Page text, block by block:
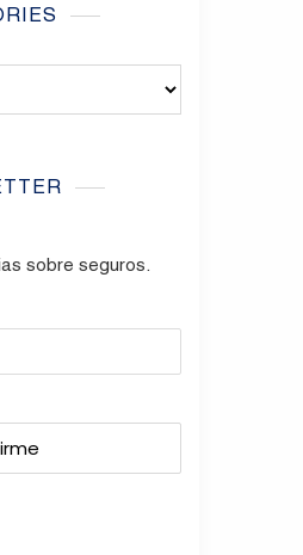
sobre seguros.